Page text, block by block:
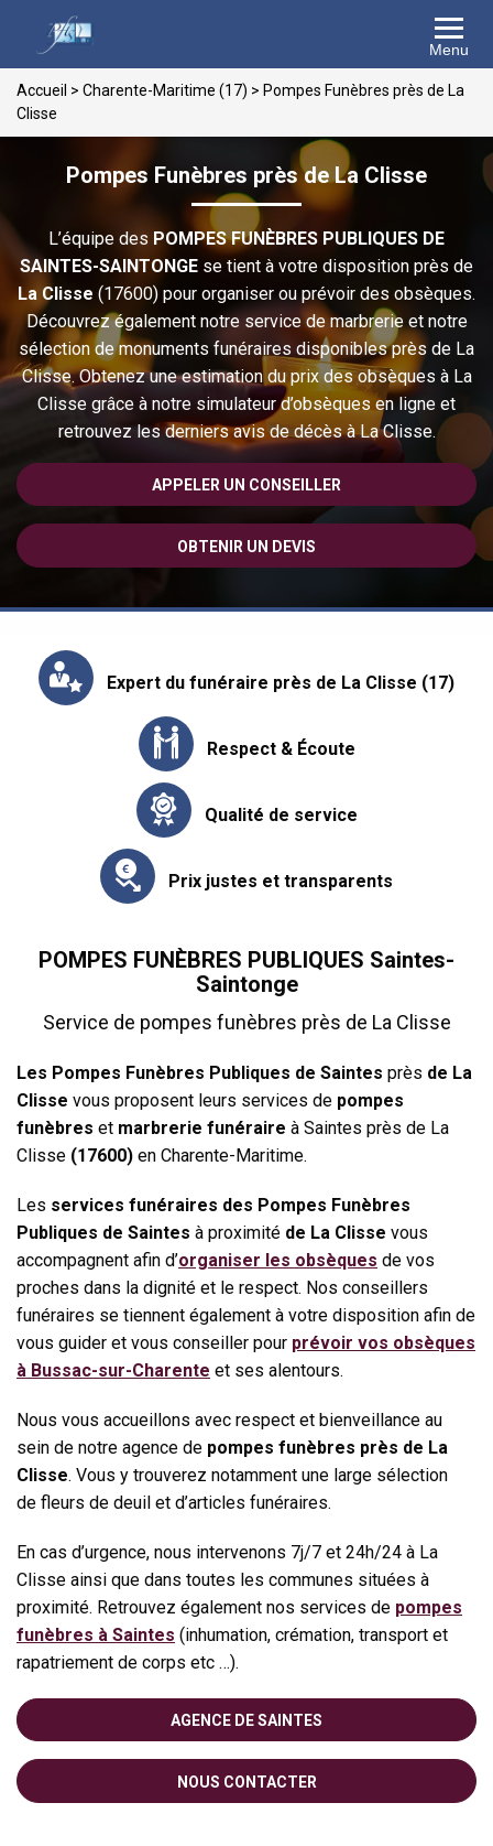
Menu
Accueil > Charente-Maritime (17) > Pompes Funèbres près de La
Clisse
Pompes Funèbres près de La Clisse
L’équipe des POMPES FUNÈBRES PUBLIQUES DE
SAINTES-SAINTONGE se tient à votre disposition près de
La Clisse (17600) pour organiser ou prévoir des obsèques.
Découvrez également notre service de marbrerie et notre
sélection de monuments funéraires disponibles près de La
Clisse. Obtenez une estimation du prix des obsèques à La
Clisse grâce à notre simulateur d’obsèques en ligne et
retrouvez les derniers avis de décès à La Clisse.
APPELER UN CONSEILLER
OBTENIR UN DEVIS
Expert du funéraire près de La Clisse (17)
Respect & Écoute
Qualité de service
Prix justes et transparents
POMPES FUNÈBRES PUBLIQUES Saintes-
Saintonge
Service de pompes funèbres près de La Clisse
Les Pompes Funèbres Publiques de Saintes près de La
Clisse vous proposent leurs services de pompes
funèbres et marbrerie funéraire à Saintes près de La
Clisse (17600) en Charente-Maritime.
Les services funéraires des Pompes Funèbres
Publiques de Saintes à proximité de La Clisse vous
accompagnent afin d’organiser les obsèques de vos
proches dans la dignité et le respect. Nos conseillers
funéraires se tiennent également à votre disposition afin de
vous guider et vous conseiller pour prévoir vos obsèques
à Bussac-sur-Charente et ses alentours.
Nous vous accueillons avec respect et bienveillance au
sein de notre agence de pompes funèbres près de La
Clisse. Vous y trouverez notamment une large sélection
de fleurs de deuil et d’articles funéraires.
En cas d’urgence, nous intervenons 7j/7 et 24h/24 à La
Clisse ainsi que dans toutes les communes situées à
proximité. Retrouvez également nos services de pompes
funèbres à Saintes (inhumation, crémation, transport et
rapatriement de corps etc …).
AGENCE DE SAINTES
NOUS CONTACTER